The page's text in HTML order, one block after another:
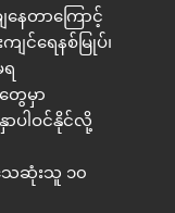
ေတာကြောင့်
ျင်ရေနစ်မြုပ်၊
ရ
ေမှာ
ပါဝင်နိုင်လို့
ေဆုံးသူ ၁၀